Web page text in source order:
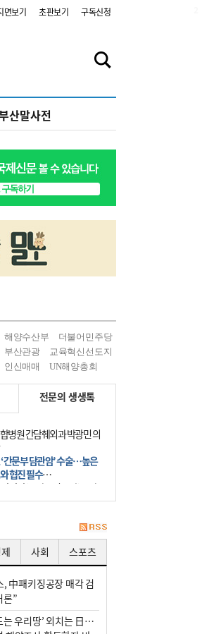
면보기 초판보기 구독신청
산말사전
해양수산부
더불어민주당
부산관광
교육혁신선도지
인신매매 UN해양총회
전문의 생생톡
병원 간담췌외과 박광민 의
간문부 담관암’ 수술…높은
협진 필수
담관암(클라츠킨 종양)은 좌
나오는, 담관(담즙 배출 경
생기는 악성 종양이다. 간동맥
절 담
사회 스포츠
中패키징공장 매각 검
”
는 우리땅’ 외치는 日…